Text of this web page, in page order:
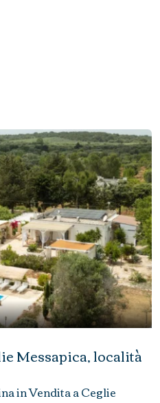
Messapica, località
in Vendita a Ceglie